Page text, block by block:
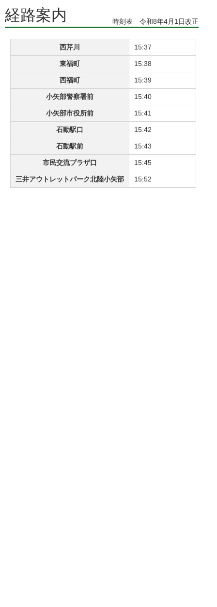
経路案内 時刻表 令和8年4月1日改正
西芹川 15:37
東福町 15:38
西福町 15:39
小矢部警察署前 15:40
小矢部市役所前 15:41
石動駅口 15:42
石動駅前 15:43
市民交流プラザ口 15:45
三井アウトレットパーク北陸小矢部 15:52